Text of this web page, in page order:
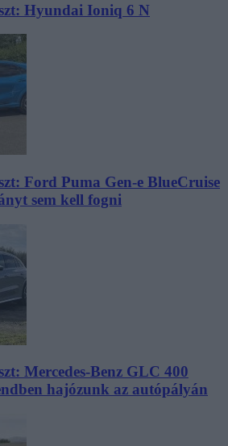
Hyundai Ioniq 6 N
Ford Puma Gen-e BlueCruise
sem kell fogni
Mercedes-Benz GLC 400
hajózunk az autópályán